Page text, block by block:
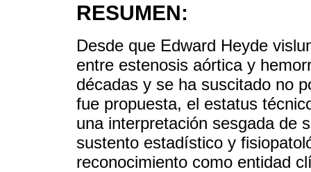
RESUMEN:
Desde que Edward Heyde
entre estenosis aórtica y
décadas y se ha suscitado no
fue propuesta, el estatus
una interpretación sesgada de
sustento estadístico y
reconocimiento como entidad